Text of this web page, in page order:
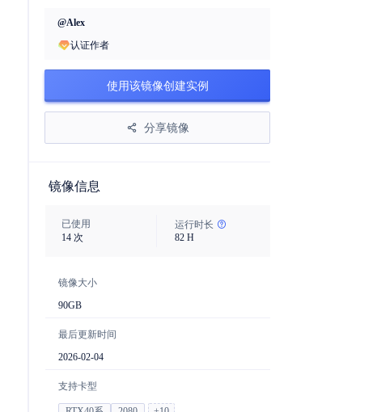
@Alex
认证作者
使用该镜像创建实例
分享镜像
镜像信息
已使用
14 次
运行时长
82H
镜像大小
90GB
最后更新时间
2026-02-04
支持卡型